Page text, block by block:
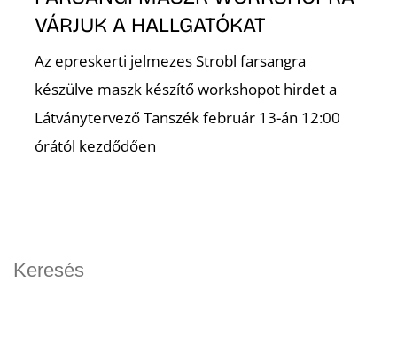
VÁRJUK A HALLGATÓKAT
Az epreskerti jelmezes Strobl farsangra
készülve maszk készítő workshopot hirdet a
Látványtervező Tanszék február 13-án 12:00
órától kezdődően